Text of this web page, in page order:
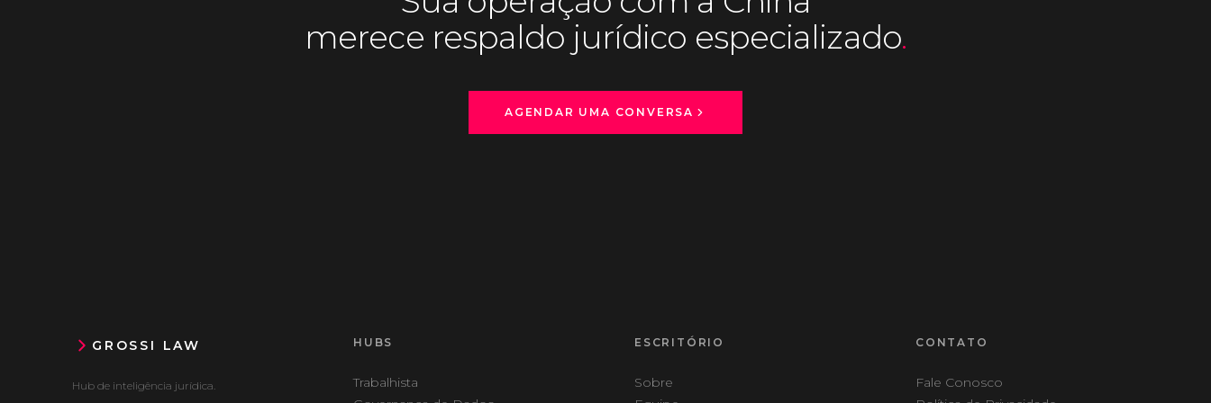
merece respaldo jurídico especializado.
AGENDAR UMA CONVERSA
GROSSI LAW
Hub de inteligência jurídica.
HUBS
Trabalhista
ESCRITÓRIO
Sobre
CONTATO
Fale Conosco